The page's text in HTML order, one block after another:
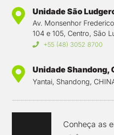
Unidade São
Av. Monsenhor
104 e 105, Centro, São
+55 (48) 3052 8700
Unidade Shandong,
Yantai, Shandong,
Conheça as